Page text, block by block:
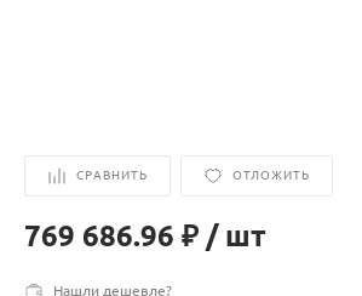
СРАВНИТЬ ОТЛОЖИТЬ
769 686.96 ₽ / шт
Нашли дешевле?